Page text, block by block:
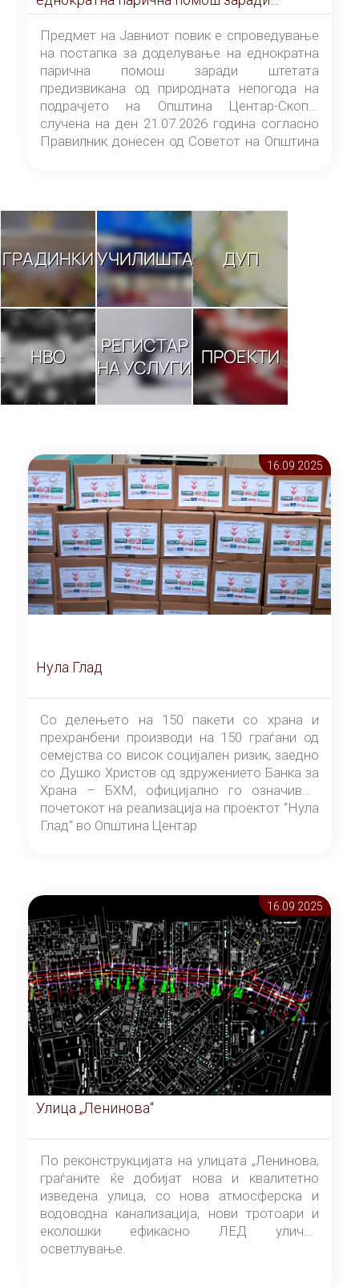
штетата предизвикана од природната
непогода на подрачјето на Општина
Центар-Скопје случена на ден 21.07.2026
година
Предмет на Јавниот повик е спроведување
на постапка за доделување на еднократна
парична помош заради штетата
предизвикана од природната непогода на
подрачјето на Општина Центар-Скопје
случена на ден 21.07.2026 година согласно
Правилник донесен од Советот на Општина
ГРАДИНКИУЧИЛИШТА ДУП
НВО
РЕГИСТАР
НА УСЛУГИ ПРОЕКТИ
16.09 2025
Нула Глад
Со делењето на 150 пакети со храна и
прехранбени производи на 150 граѓани од
семејства со висок социјален ризик, заедно
со Душко Христов од здружението Банка за
Храна – БХМ, официјално го означивме
почетокот на реализација на проектот “Нула
Глад“ во Општина Центар
16.09 2025
Улица „Ленинова“
По реконструкцијата на улицата „Ленинова,
граѓаните ќе добијат нова и квалитетно
изведена улица, со нова атмосферска и
водоводна канализација, нови тротоари и
еколошки ефикасно ЛЕД улично
осветлување.